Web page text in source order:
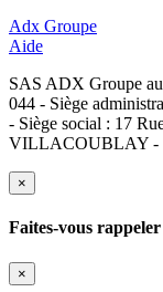
Adx Groupe
Aide
SAS ADX Groupe
044 - Siège
- Siège social : 17
VILLACOUBLAY -
×
Faites-vous rappeler
×